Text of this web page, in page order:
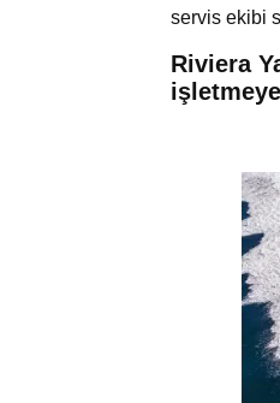
servis ekibi
Riviera